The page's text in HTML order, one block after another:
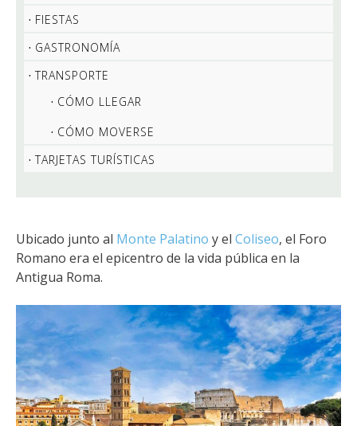
FIESTAS
GASTRONOMÍA
TRANSPORTE
CÓMO LLEGAR
CÓMO MOVERSE
TARJETAS TURÍSTICAS
Ubicado junto al Monte Palatino y el Coliseo, el Foro
Romano era el epicentro de la vida pública en la
Antigua Roma.